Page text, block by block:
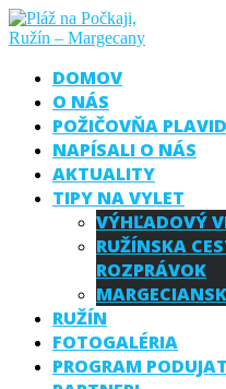
DOMOV
O NÁS
POŽIČOVŇA
NAPÍSALI O NÁS
AKTUALITY
TIPY NA VYLET
VÝHĽADOVÝ
RUŽÍNSKA
ROZPRÁVOK
RUŽÍN
FOTOGALÉRIA
PROGRAM